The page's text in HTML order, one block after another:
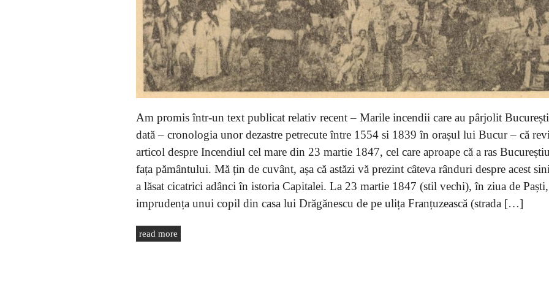
Am promis într-un text publicat relativ recent – Marile incendii care au pârjolit
dată – cronologia unor dezastre petrecute între 1554 si 1839 în orașul lui Bucur – că
articol despre Incendiul cel mare din 23 martie 1847, cel care aproape că a ras
fața pământului. Mă țin de cuvânt, așa că astăzi vă prezint câteva rânduri despre acest
a lăsat cicatrici adânci în istoria Capitalei. La 23 martie 1847 (stil vechi), în ziua de
imprudența unui copil din casa lui Drăgănescu de pe ulița Franțuzească (strada […]
read more